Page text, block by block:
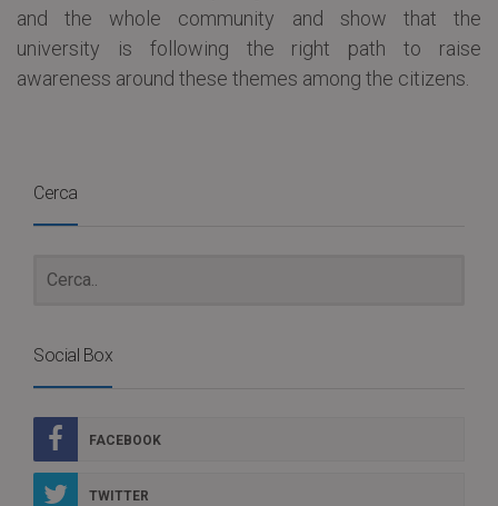
and the whole community and show that the
university is following the right path to raise
awareness around these themes among the citizens.
Cerca
Social Box
FACEBOOK
TWITTER